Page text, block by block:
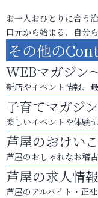
お一人おひとりに合う
口元から始まる、自分
その他の
WEBマガジン
新店やイベント情報、
子育てマガジ
楽しいイベントや体験
芦屋のおけい
芦屋のおしゃれなお稽
芦屋の求人情
芦屋のアルバイト・正